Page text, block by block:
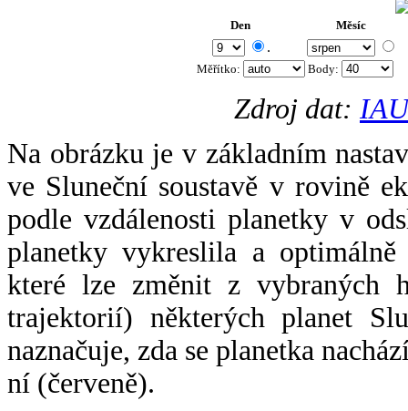
Den Měsíc
.
Měřítko: Body:
Zdroj dat:
Na obrázku je v základním
ve Sluneční soustavě v rovině
podle vzdálenosti planetky v
planetky vykreslila a
které lze změnit z vybraných
trajektorií) některých planet
naznačuje, zda se planetka
ní (červeně).